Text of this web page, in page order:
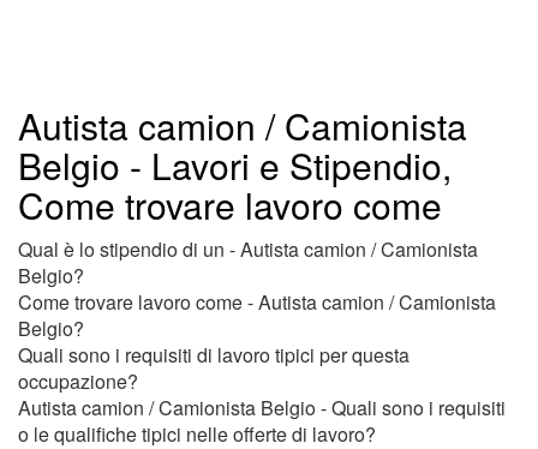
Autista camion / Camionista
Belgio - Lavori e Stipendio,
Come trovare lavoro come
Qual è lo stipendio di un - Autista camion / Camionista
Belgio?
Come trovare lavoro come - Autista camion / Camionista
Belgio?
Quali sono i requisiti di lavoro tipici per questa
occupazione?
Autista camion / Camionista Belgio - Quali sono i requisiti
o le qualifiche tipici nelle offerte di lavoro?